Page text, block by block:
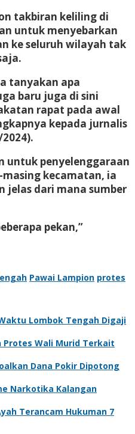
takbiran keliling di
untuk menyebarkan
ke seluruh wilayah tak
tanyakan apa
baru juga di sini
rapat pada awal
kepada jurnalis
untuk penyelenggaraan
kecamatan, ia
jelas dari mana sumber
pekan,”
Pawai Lampion protes
Lombok Tengah Digaji
Protes Wali Murid Terkait
Dana Pokir Dipotong
Narkotika Kalangan
Terancam Hukuman 7